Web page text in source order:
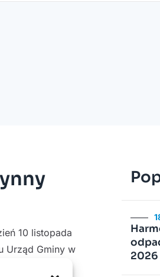
10 listopada
Urząd Gminy w
2026